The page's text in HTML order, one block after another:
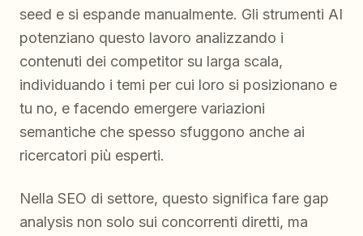
seed e si espande manualmente. Gli strumenti AI
potenziano questo lavoro analizzando i
contenuti dei competitor su larga scala,
individuando i temi per cui loro si posizionano e
tu no, e facendo emergere variazioni
semantiche che spesso sfuggono anche ai
ricercatori più esperti.
Nella SEO di settore, questo significa fare gap
analysis non solo sui concorrenti diretti, ma